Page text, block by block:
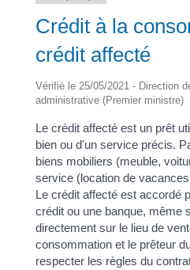
Crédit à la
crédit affecté
Vérifié le 25/05/2021 - Direction
administrative (Premier ministre)
Le crédit affecté est un prêt
bien ou d'un service précis.
biens mobiliers (meuble,
service (location de
Le crédit affecté est accordé
crédit ou une banque, même
directement sur le lieu de
consommation et le prêteur
respecter les règles du